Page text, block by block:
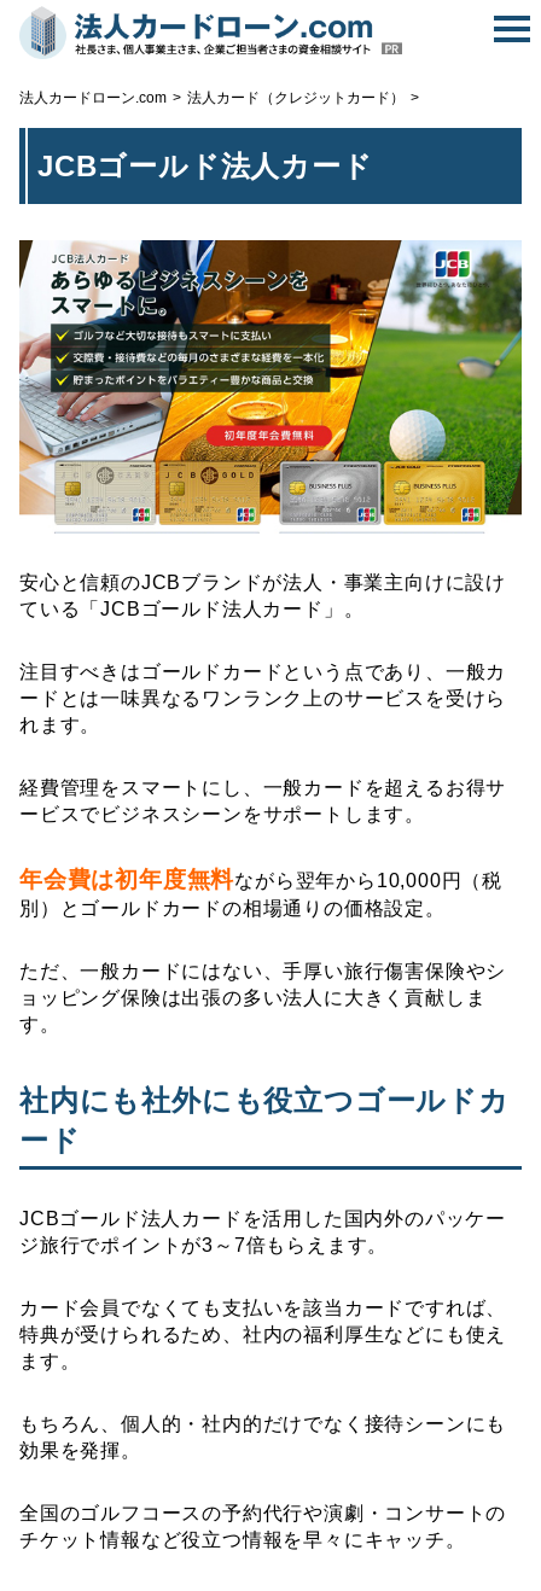
無
法人カードローン.com 法人カード（クレジットカード）
JCBゴールド法人カード
安心と信頼のJCBブランドが法人・事業主向けに設け
ている「JCBゴールド法人カード」。
注目すべきはゴールドカードという点であり、一般カ
ードとは一味異なるワンランク上のサービスを受けら
れます。
経費管理をスマートにし、一般カードを超えるお得サ
ービスでビジネスシーンをサポートします。
年会費は初年度無料ながら翌年から10,000円（税
別）とゴールドカードの相場通りの価格設定。
ただ、一般カードにはない、手厚い旅行傷害保険やシ
ョッピング保険は出張の多い法人に大きく貢献しま
す。
社内にも社外にも役立つゴールドカ
ード
JCBゴールド法人カードを活用した国内外のパッケー
ジ旅行でポイントが3～7倍もらえます。
カード会員でなくても支払いを該当カードですれば、
特典が受けられるため、社内の福利厚生などにも使え
ます。
もちろん、個人的・社内的だけでなく接待シーンにも
効果を発揮。
全国のゴルフコースの予約代行や演劇・コンサートの
チケット情報など役立つ情報を早々にキャッチ。